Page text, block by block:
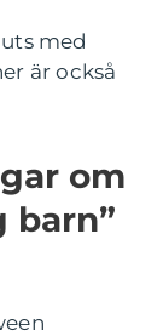
med
är också
om
barn”